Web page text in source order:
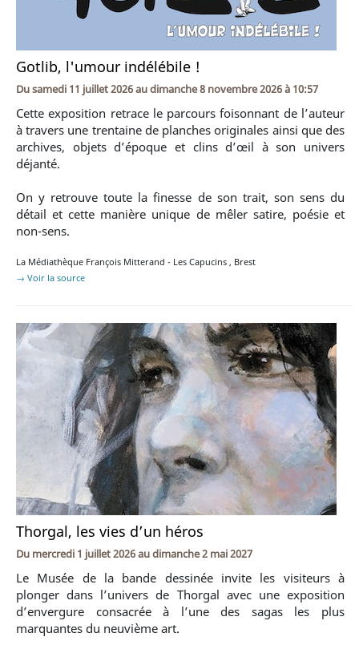
Gotlib, l'umour indélébile !
Dusamedi 11 juillet 2026audimanche 8 novembre 2026 à 10:57
Cette exposition retrace le parcours foisonnant de l’auteur
à travers une trentaine de planches originales ainsi que des
archives, objets d’époque et clins d’œil à son univers
déjanté.
On y retrouve toute la finesse de son trait, son sens du
détail et cette manière unique de mêler satire, poésie et
non-sens.
La Médiathèque François Mitterand - Les Capucins , Brest
→ Voir la source
Thorgal, les vies d’un héros
Du mercredi 1 juillet 2026audimanche 2 mai 2027
Le Musée de la bande dessinée invite les visiteurs à
plonger dans l’univers de Thorgal avec une exposition
d’envergure consacrée à l’une des sagas les plus
marquantes du neuvième art.